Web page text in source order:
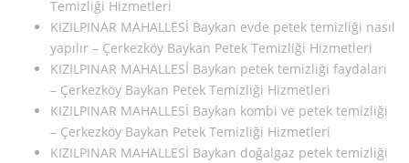
Temizliği Hizmetleri
KIZILPINAR MAHALLESİ Baykan evde petek temizliği nasıl
yapılır – Çerkezköy Baykan Petek Temizliği Hizmetleri
KIZILPINAR MAHALLESİ Baykan petek temizliği faydaları
– Çerkezköy Baykan Petek Temizliği Hizmetleri
KIZILPINAR MAHALLESİ Baykan kombi ve petek temizliği
– Çerkezköy Baykan Petek Temizliği Hizmetleri
KIZILPINAR MAHALLESİ Baykan doğalgaz petek temizliği